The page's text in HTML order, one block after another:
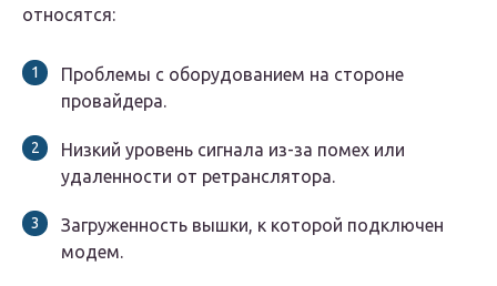
относятся:
Проблемы с оборудованием на стороне
провайдера.
Низкий уровень сигнала из-за помех или
удаленности от ретранслятора.
Загруженность вышки, к которой подключен
модем.